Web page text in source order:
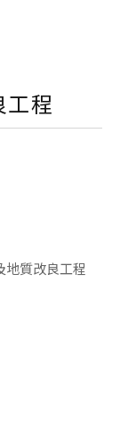
程
地質改良工程